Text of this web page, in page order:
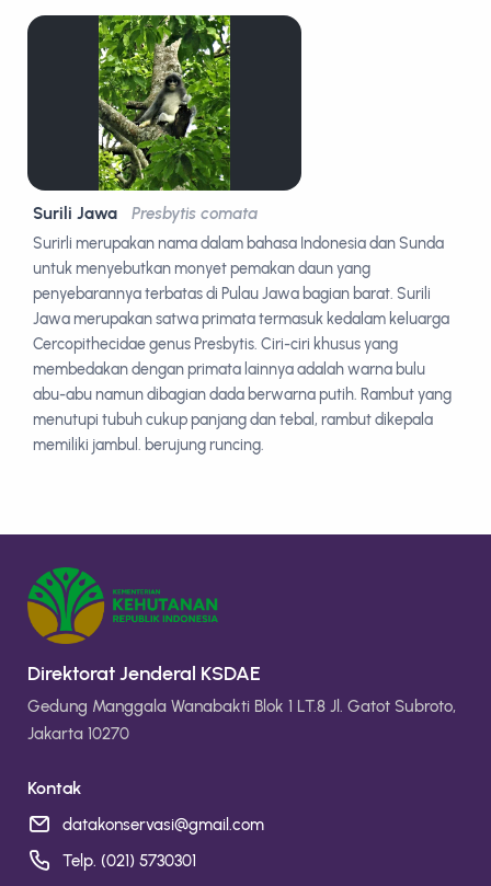
Surili Jawa Presbytis comata
Surirli merupakan nama dalam bahasa Indonesia dan Sunda
untuk menyebutkan monyet pemakan daun yang
penyebarannya terbatas di Pulau Jawa bagian barat. Surili
Jawa merupakan satwa primata termasuk kedalam keluarga
Cercopithecidae genus Presbytis. Ciri-ciri khusus yang
membedakan dengan primata lainnya adalah warna bulu
abu-abu namun dibagian dada berwarna putih. Rambut yang
menutupi tubuh cukup panjang dan tebal, rambut dikepala
memiliki jambul. berujung runcing.
Direktorat Jenderal KSDAE
Gedung Manggala Wanabakti Blok 1 LT.8 Jl. Gatot Subroto,
Jakarta 10270
Kontak
datakonservasi@gmail.com
Telp. (021) 5730301